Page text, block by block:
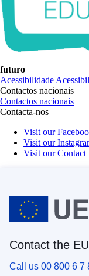
futuro
Acessibilidade
Contactos nacionais
Contactos nacionais
Contacta-nos
Visit our
Visit our
Visit our Contact
Contact the EU
Call us 00 800 6 7